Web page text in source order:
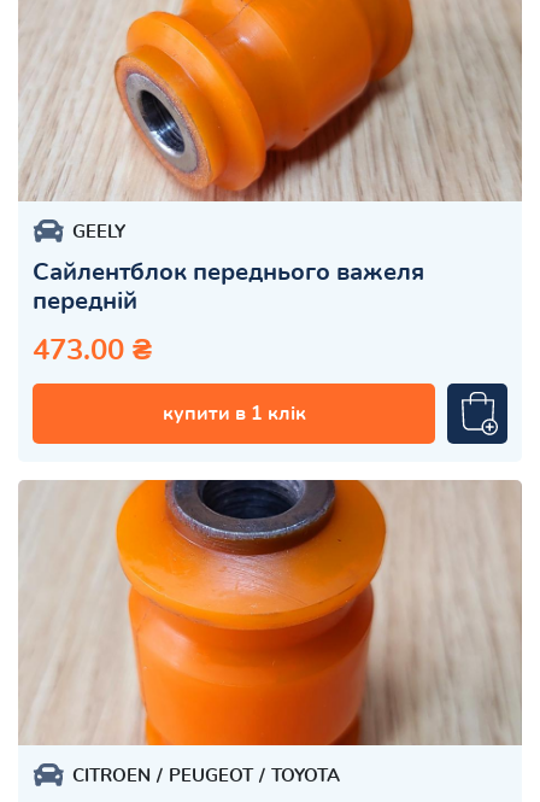
GEELY
Сайлентблок переднього важеля
передній
473.00 ₴
купити в 1 клік
CITROEN PEUGEOT TOYOTA